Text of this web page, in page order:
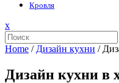
Кровля
xЗакрыть
меню
Home / Дизайн кухни /
Дизайн кухни в